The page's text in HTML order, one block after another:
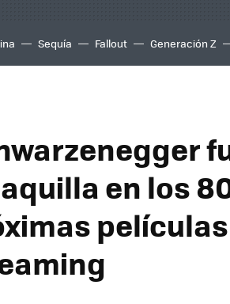
Sequía Fallout Generación Z
en los